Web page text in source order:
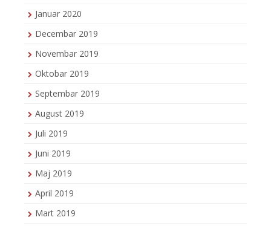
Januar 2020
Decembar 2019
Novembar 2019
Oktobar 2019
Septembar 2019
August 2019
Juli 2019
Juni 2019
Maj 2019
April 2019
Mart 2019